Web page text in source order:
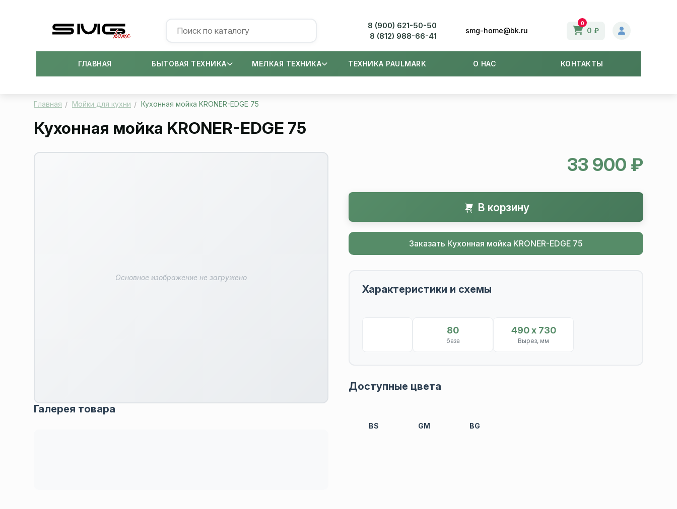
8 (900) 621-50-50
8 (812) 988-66-41
smg-home@bk.ru
0
0 ₽
ГЛАВНАЯ БЫТОВАЯ ТЕХНИКА МЕЛКАЯ ТЕХНИКА ТЕХНИКА PAULMARK О НАС КОНТАКТЫ
Главная Мойки для кухни Кухонная мойка KRONER-EDGE 75
Кухонная мойка KRONER-EDGE 75
Основное изображение не загружено
Галерея товара
33 900 ₽
В корзину
Заказать Кухонная мойка KRONER-EDGE 75
Характеристики и схемы
80
база
490 х 730
Вырез, мм
Доступные цвета
BS GM BG